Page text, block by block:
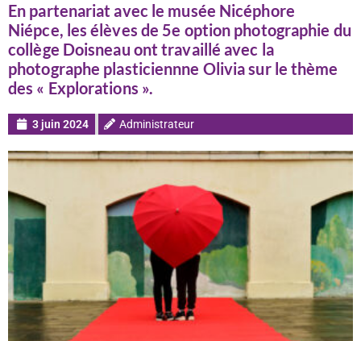
En partenariat avec le musée Nicéphore
Niépce, les élèves de 5e option photographie du
collège Doisneau ont travaillé avec la
photographe plasticiennne Olivia sur le thème
des « Explorations ».
3 juin 2024 Administrateur